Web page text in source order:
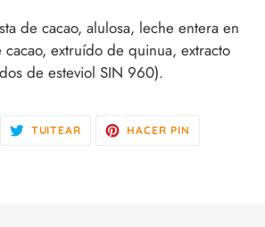
de cacao, alulosa, leche entera en
cacao, extruído de quinua, extracto
de esteviol SIN 960).
TUITEAR TUITEARHACER PIN